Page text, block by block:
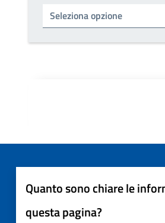
Tipo di ufficio
Quanto sono chiare le
questa pagina?